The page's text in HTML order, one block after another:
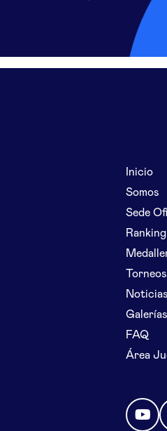
Inicio
Somos
Sede
Ranking
Torneos
Noticias
Galerías
FAQ
Área